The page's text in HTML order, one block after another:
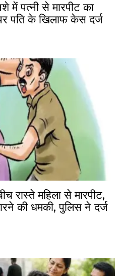
में पत्नी से मारपीट का
पति के खिलाफ केस दर्ज
महिला से मारपीट,
की धमकी, पुलिस ने दर्ज